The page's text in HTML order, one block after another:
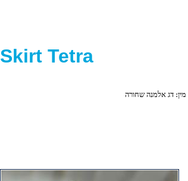
Skirt Tetra
מין: דג אלמנה שחורה